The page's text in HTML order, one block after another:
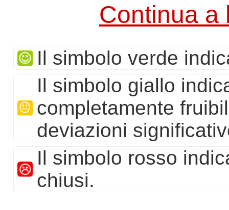
Continua a
Il simbolo verde
Il simbolo giallo
completamente
deviazioni
Il simbolo rosso
chiusi.